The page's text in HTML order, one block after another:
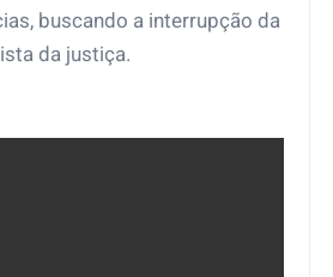
buscando a interrupção da
da justiça.